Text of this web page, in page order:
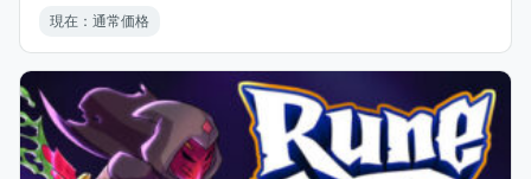
現在：通常価格